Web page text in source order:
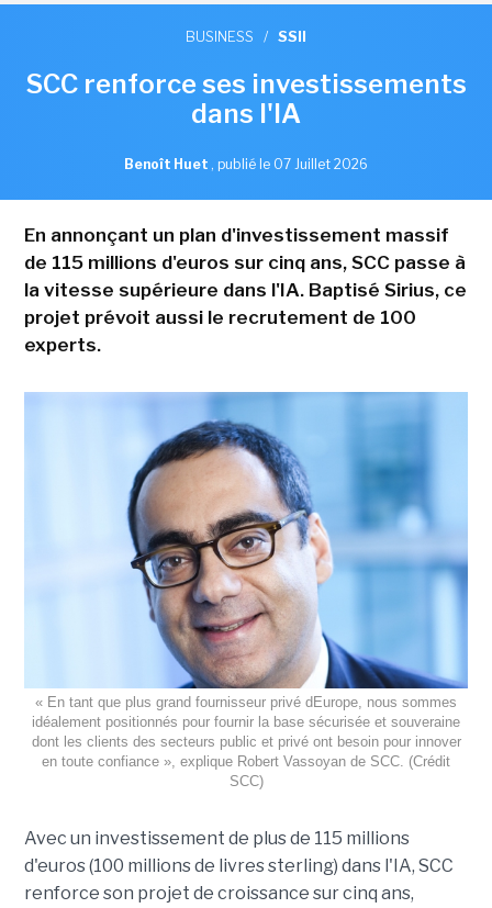
BUSINESS / SSII
SCC renforce ses investissements
dans l'IA
Benoît Huet , publié le 07 Juillet 2026
En annonçant un plan d'investissement massif
de 115 millions d'euros sur cinq ans, SCC passe à
la vitesse supérieure dans l'IA. Baptisé Sirius, ce
projet prévoit aussi le recrutement de 100
experts.
« En tant que plus grand fournisseur privé dEurope, nous sommes
idéalement positionnés pour fournir la base sécurisée et souveraine
dont les clients des secteurs public et privé ont besoin pour innover
en toute confiance », explique Robert Vassoyan de SCC. (Crédit
SCC)
Avec un investissement de plus de 115 millions
d'euros (100 millions de livres sterling) dans l'IA, SCC
renforce son projet de croissance sur cinq ans,